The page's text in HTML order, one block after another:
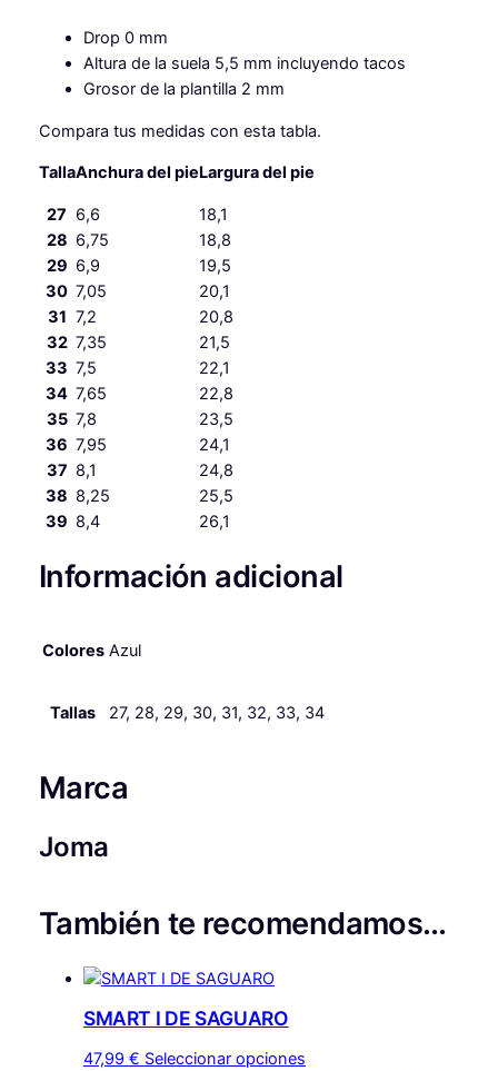
Drop 0 mm
Altura de la suela 5,5 mm incluyendo tacos
Grosor de la plantilla 2 mm
Compara tus medidas con esta tabla.
TallaAnchura del pieLargura del pie
27 6,6
18,1
28 6,75
18,8
29 6,9
19,5
30 7,05
20,1
31 7,2
20,8
32 7,35
21,5
33 7,5
22,1
34 7,65
22,8
35 7,8
23,5
36 7,95
24,1
37 8,1
24,8
38 8,25
25,5
39 8,4 26,1
Información adicional
Colores Azul
Tallas 27, 28, 29, 30, 31, 32, 33, 34
Marca
Joma
También te recomendamos…
SMART I DE SAGUARO
47,99 € Seleccionar opcionesEste